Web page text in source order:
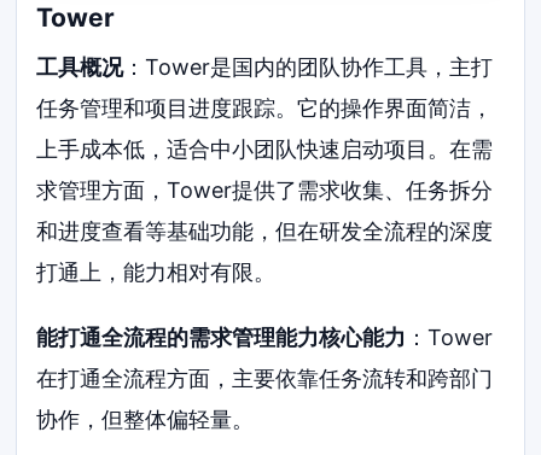
Tower
工具概况：Tower是国内的团队协作工具，主打
任务管理和项目进度跟踪。它的操作界面简洁，
上手成本低，适合中小团队快速启动项目。在需
求管理方面，Tower提供了需求收集、任务拆分
和进度查看等基础功能，但在研发全流程的深度
打通上，能力相对有限。
能打通全流程的需求管理能力核心能力 ：Tower
在打通全流程方面，主要依靠任务流转和跨部门
协作，但整体偏轻量。